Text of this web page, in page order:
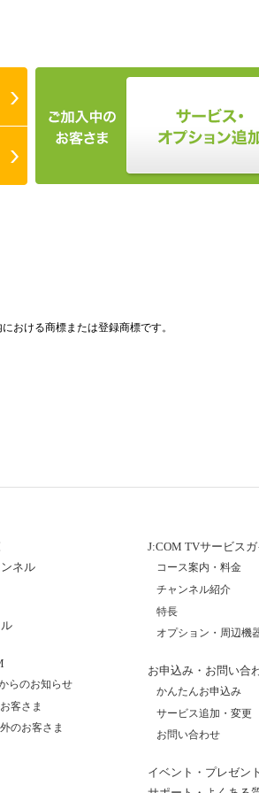
おける商標または登録商標です。
ネル
らのお知らせ
客さま
のお客さま
J:COM TVサービス
コース案内・料金
チャンネル紹介
特長
オプション・周辺機
お申込み・お問い合
かんたんお申込み
サービス追加・変更
お問い合わせ
イベント・プレゼント